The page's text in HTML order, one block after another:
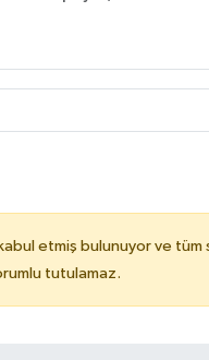
etmiş bulunuyor ve tüm
tutulamaz.